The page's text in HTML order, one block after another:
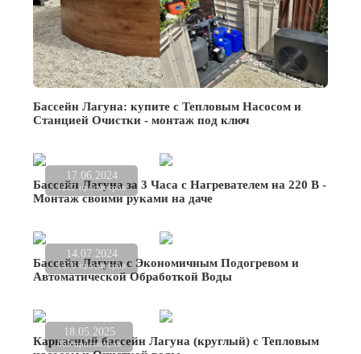
Бассейн Лагуна: купите с Тепловым Насосом и
Станцией Очистки - монтаж под ключ
17.06.2024
1222 просмотров
Бассейн Лагуна за 3 Часа с Нагревателем на 220 В -
Монтаж своими руками на даче
14.07.2024
1376 просмотров
Бассейн Лагуна с Экономичным Подогревом и
Автоматической Обработкой Воды
18.05.2025
665 просмотров
Каркасный бассейн Лагуна (круглый) с Тепловым